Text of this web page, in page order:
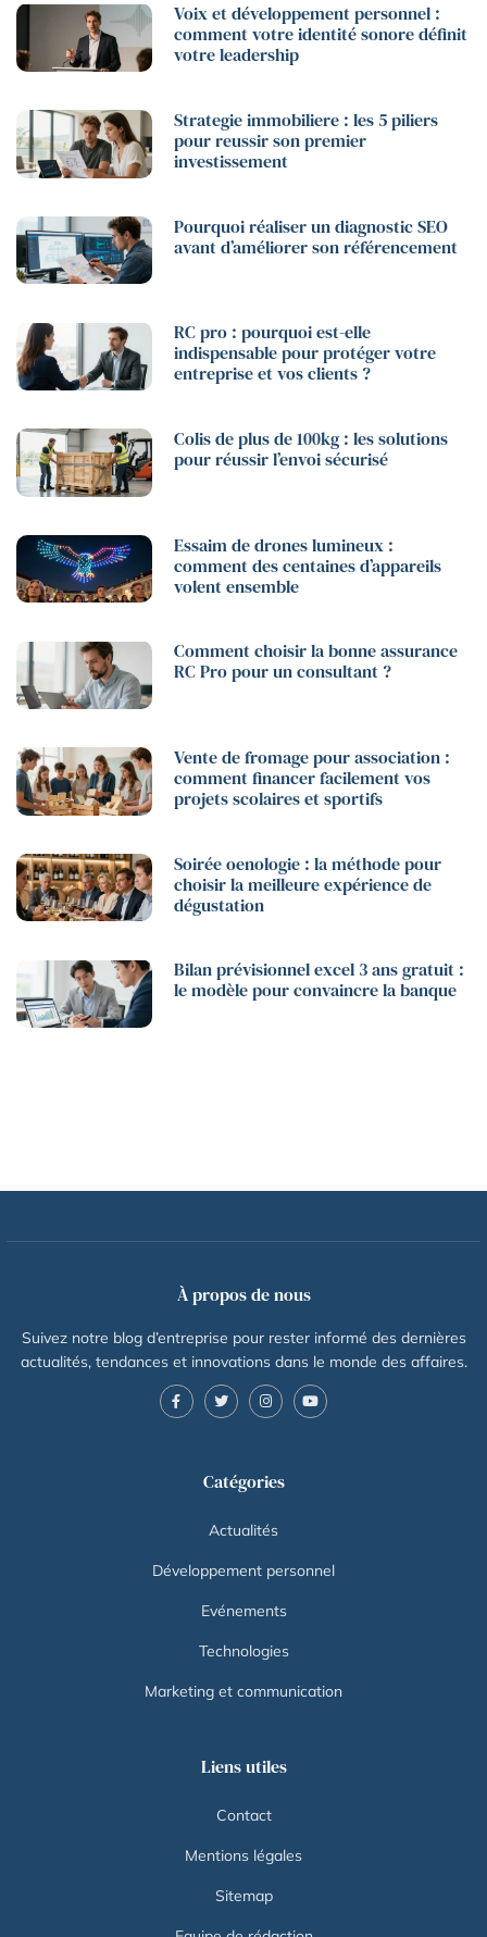
Voix et développement personnel :
comment votre identité sonore définit
votre leadership
Strategie immobiliere : les 5 piliers
pour reussir son premier
investissement
Pourquoi réaliser un diagnostic SEO
avant d’améliorer son référencement
RC pro : pourquoi est-elle
indispensable pour protéger votre
entreprise et vos clients ?
Colis de plus de 100kg : les solutions
pour réussir l’envoi sécurisé
Essaim de drones lumineux :
comment des centaines d’appareils
volent ensemble
Comment choisir la bonne assurance
RC Pro pour un consultant ?
Vente de fromage pour association :
comment financer facilement vos
projets scolaires et sportifs
Soirée oenologie : la méthode pour
choisir la meilleure expérience de
dégustation
Bilan prévisionnel excel 3 ans gratuit :
le modèle pour convaincre la banque
À propos de nous
Suivez notre blog d’entreprise pour rester informé des dernières
actualités, tendances et innovations dans le monde des affaires.
Catégories
Actualités
Développement personnel
Evénements
Technologies
Marketing et communication
Liens utiles
Contact
Mentions légales
Sitemap